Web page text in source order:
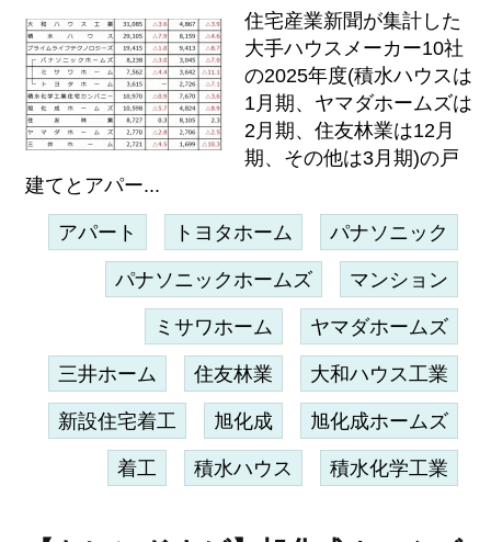
住宅産業新聞が集計した
大手ハウスメーカー10社
の2025年度(積水ハウスは
1月期、ヤマダホームズは
2月期、住友林業は12月
期、その他は3月期)の戸
建てとアパー...
アパート トヨタホーム パナソニック
パナソニックホームズ マンション
ミサワホーム ヤマダホームズ
三井ホーム 住友林業 大和ハウス工業
新設住宅着工 旭化成 旭化成ホームズ
着工 積水ハウス 積水化学工業